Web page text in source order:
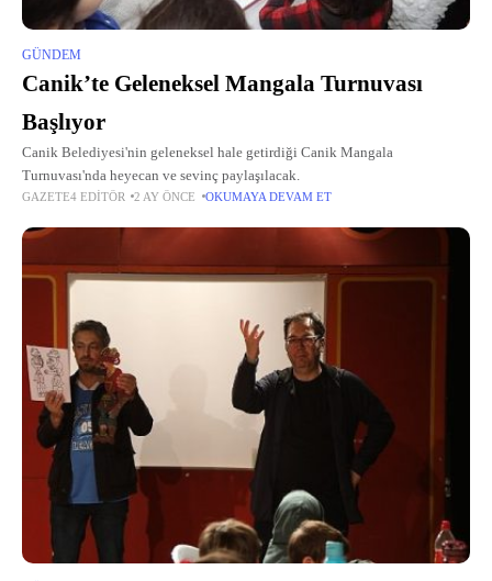
GÜNDEM
Canik’te Geleneksel Mangala Turnuvası
Başlıyor
Canik Belediyesi'nin geleneksel hale getirdiği Canik Mangala
Turnuvası'nda heyecan ve sevinç paylaşılacak.
GAZETE4 EDITÖR 2 AY ÖNCE OKUMAYA DEVAM ET